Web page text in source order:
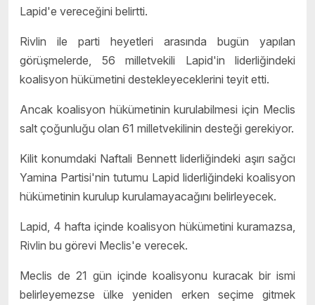
Lapid'e vereceğini belirtti.
Rivlin ile parti heyetleri arasında bugün yapılan
görüşmelerde, 56 milletvekili Lapid'in liderliğindeki
koalisyon hükümetini destekleyeceklerini teyit etti.
Ancak koalisyon hükümetinin kurulabilmesi için Meclis
salt çoğunluğu olan 61 milletvekilinin desteği gerekiyor.
Kilit konumdaki Naftali Bennett liderliğindeki aşırı sağcı
Yamina Partisi'nin tutumu Lapid liderliğindeki koalisyon
hükümetinin kurulup kurulamayacağını belirleyecek.
Lapid, 4 hafta içinde koalisyon hükümetini kuramazsa,
Rivlin bu görevi Meclis'e verecek.
Meclis de 21 gün içinde koalisyonu kuracak bir ismi
belirleyemezse ülke yeniden erken seçime gitmek